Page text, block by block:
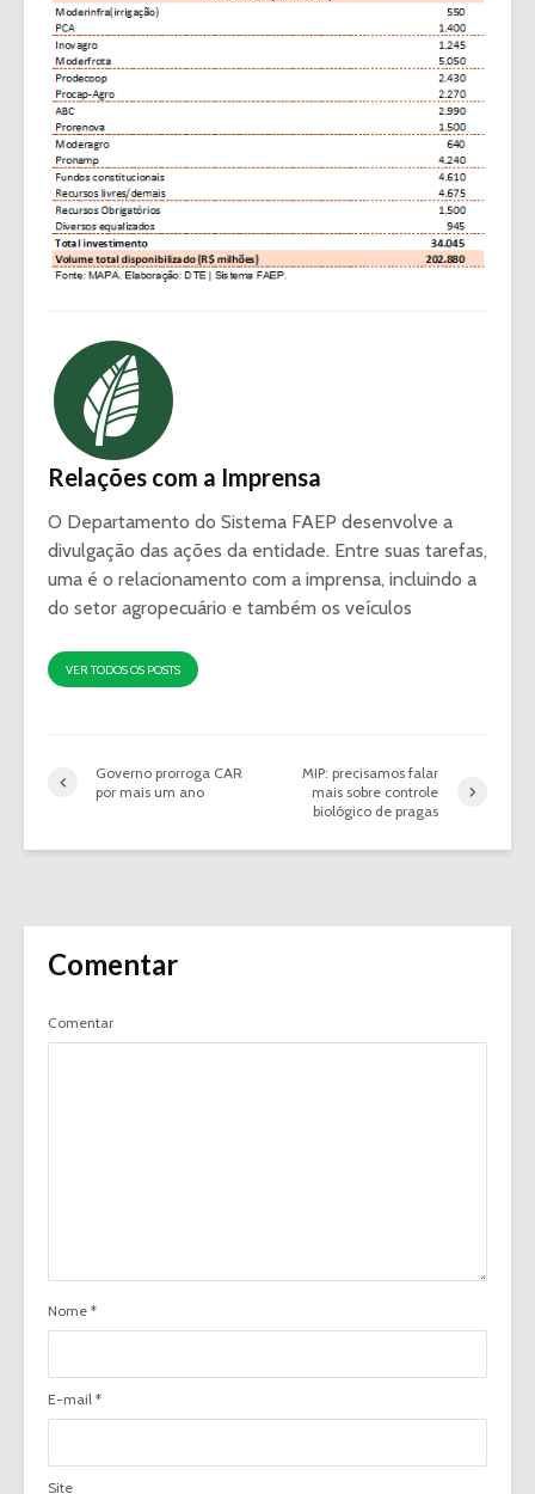
Relações com a Imprensa
O Departamento do Sistema FAEP desenvolve a
divulgação das ações da entidade. Entre suas tarefas,
uma é o relacionamento com a imprensa, incluindo a
do setor agropecuário e também os veículos
VER TODOS OS POSTS
Governo prorroga CAR
por mais um ano
MIP: precisamos falar
mais sobre controle
biológico de pragas
Comentar
Comentar
Nome *
E-mail *
Site